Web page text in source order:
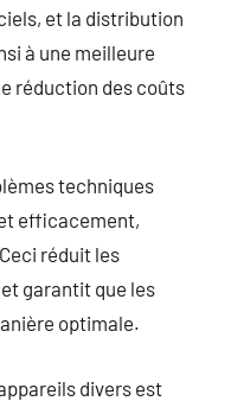
et la distribution
à une meilleure
réduction des coûts
techniques
efficacement,
réduit les
garantit que les
optimale.
divers est